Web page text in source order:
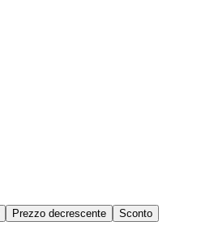
Prezzo decrescente Sconto